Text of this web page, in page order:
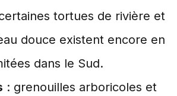
tortues de rivière et
douce existent encore en
dans le Sud.
: grenouilles arboricoles et